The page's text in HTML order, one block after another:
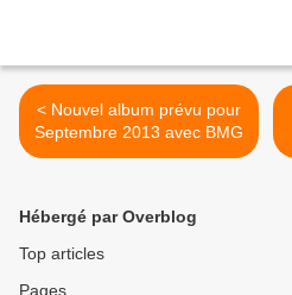
< Nouvel album prévu pour
Septembre 2013 avec BMG
Hébergé par Overblog
Top articles
Pages